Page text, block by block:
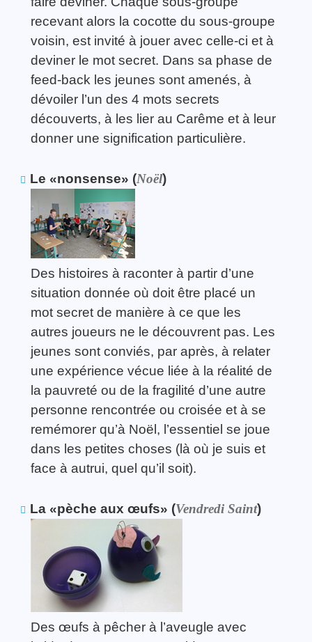
recevant alors la cocotte du sous-groupe
voisin, est invité à jouer avec celle-ci et à
deviner le mot secret. Dans sa phase de
feed-back les jeunes sont amenés, à
dévoiler l’un des 4 mots secrets
découverts, à les lier au Carême et à leur
donner une signification particulière.
Le «nonsense» (Noël)
Des histoires à raconter à partir d’une
situation donnée où doit être placé un
mot secret de manière à ce que les
autres joueurs ne le découvrent pas. Les
jeunes sont conviés, par après, à relater
une expérience vécue liée à la réalité de
la pauvreté ou de la fragilité d’une autre
personne rencontrée ou croisée et à se
remémorer qu’à Noël, l’essentiel se joue
dans les petites choses (là où je suis et
face à autrui, quel qu’il soit).
La «pèche aux œufs» (Vendredi Saint)
Des œufs à pêcher à l’aveugle avec